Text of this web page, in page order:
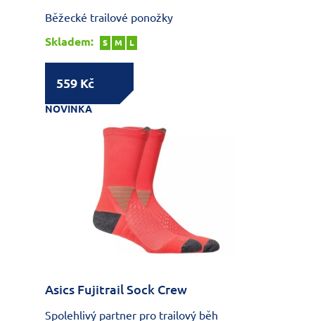
Běžecké trailové ponožky
Skladem:
S M L
559 Kč
NOVINKA
Asics Fujitrail Sock Crew
Spolehlivý partner pro trailový běh